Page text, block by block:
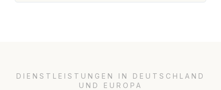
DIENSTLEISTUNGEN IN DEUTSCHLAND
UND EUROPA